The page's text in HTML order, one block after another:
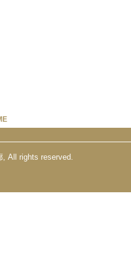
All rights reserved.